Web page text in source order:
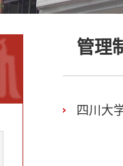
管理
四川大